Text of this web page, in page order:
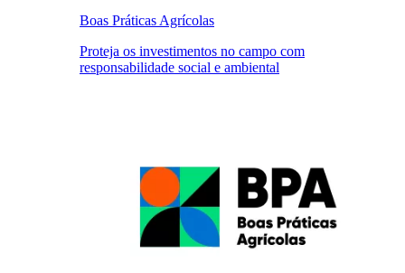
Boas Práticas Agrícolas
Proteja os investimentos no campo com
responsabilidade social e ambiental